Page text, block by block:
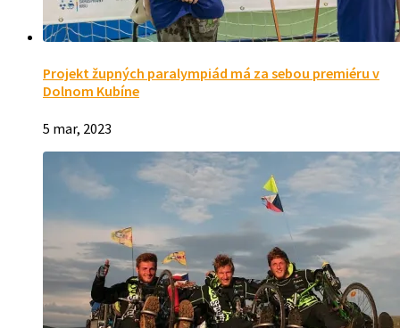
Projekt župných paralympiád má za sebou premiéru v
Dolnom Kubíne
5 mar, 2023